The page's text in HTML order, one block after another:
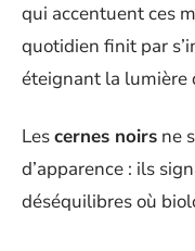
qui accentuent ces
quotidien finit par
éteignant la lumière
Lescernes noirs ne
d’apparence : ils
déséquilibres où